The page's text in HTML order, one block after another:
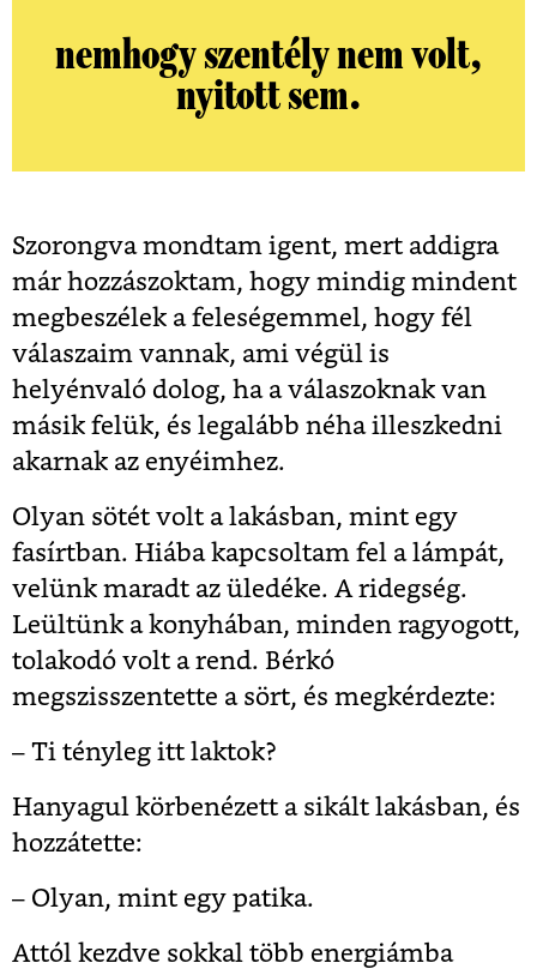
nemhogy szentély nem volt,
nyitott sem.
Szorongva mondtam igent, mert addigra
már hozzászoktam, hogy mindig mindent
megbeszélek a feleségemmel, hogy fél
válaszaim vannak, ami végül is
helyénvaló dolog, ha a válaszoknak van
másik felük, és legalább néha illeszkedni
akarnak az enyéimhez.
Olyan sötét volt a lakásban, mint egy
fasírtban. Hiába kapcsoltam fel a lámpát,
velünk maradt az üledéke. A ridegség.
Leültünk a konyhában, minden ragyogott,
tolakodó volt a rend. Bérkó
megszisszentette a sört, és megkérdezte:
– Ti tényleg itt laktok?
Hanyagul körbenézett a sikált lakásban, és
hozzátette:
– Olyan, mint egy patika.
Attól kezdve sokkal több energiámba